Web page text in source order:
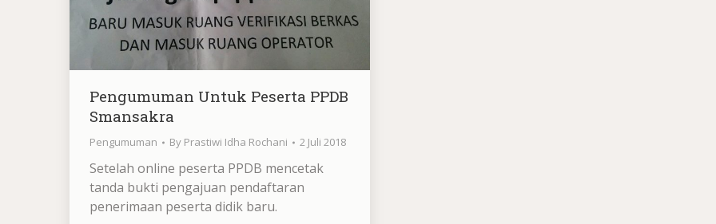
Pengumuman Untuk Peserta PPDB
Smansakra
Pengumuman By Prastiwi Idha Rochani 2 Juli 2018
Setelah online peserta PPDB mencetak
tanda bukti pengajuan pendaftaran
penerimaan peserta didik baru.